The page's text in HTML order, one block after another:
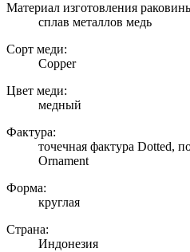
Материал изготовления
сплав металлов медь
Сорт меди:
Copper
Цвет меди:
медный
Фактура:
точечная фактура Dotted,
Ornament
Форма:
круглая
Страна:
Индонезия